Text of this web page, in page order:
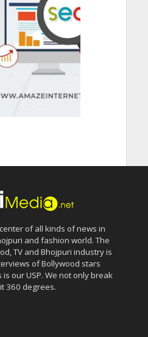
of all kinds of news in
and fashion world. The
TV and Bhojpuri industry is
of Bollywood stars
our USP. We not only break
360 degrees.